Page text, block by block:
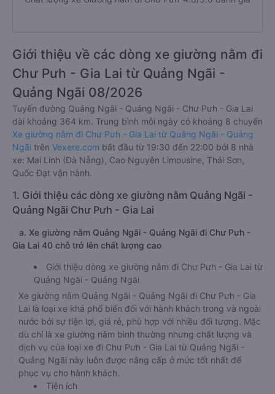
Giới thiệu về các dòng xe giường nằm đi
Chư Pưh - Gia Lai từ Quảng Ngãi -
Quảng Ngãi 08/2026
Tuyến đường Quảng Ngãi - Quảng Ngãi - Chư Pưh - Gia Lai
dài khoảng 364 km. Trung bình mỗi ngày có khoảng 8 chuyến
Xe giường nằm đi Chư Pưh - Gia Lai từ Quảng Ngãi - Quảng
Ngãi trên Vexere.com bắt đầu từ 19:30 đến 22:00 bởi 8 nhà
xe: Mai Linh (Đà Nẵng), Cao Nguyên Limousine, Thái Sơn,
Quốc Đạt vận hành.
1. Giới thiệu các dòng xe giường nằm Quảng Ngãi -
Quảng Ngãi Chư Pưh - Gia Lai
a. Xe giường nằm Quảng Ngãi - Quảng Ngãi đi Chư Pưh -
Gia Lai 40 chỗ trở lên chất lượng cao
Giới thiệu dòng xe giường nằm đi Chư Pưh - Gia Lai từ
Quảng Ngãi - Quảng Ngãi
Xe giường nằm Quảng Ngãi - Quảng Ngãi đi Chư Pưh - Gia
Lai là loại xe khá phổ biến đối với hành khách trong và ngoài
nước bởi sự tiện lợi, giá rẻ, phù hợp với nhiều đối tượng. Mặc
dù chỉ là xe giường nằm bình thường nhưng chất lượng và
dịch vụ của loại xe đi Chư Pưh - Gia Lai từ Quảng Ngãi -
Quảng Ngãi này luôn được nâng cấp ở mức tốt nhất để
phục vụ cho hành khách.
Tiện ích